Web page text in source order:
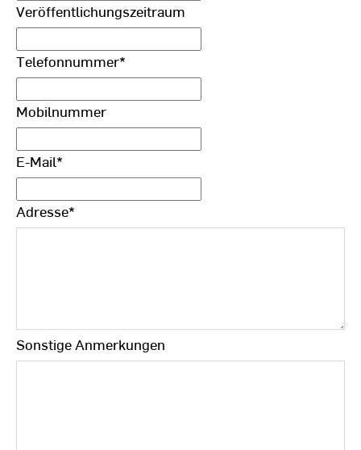
Veröffentlichungszeitraum
Telefonnummer*
Mobilnummer
E-Mail*
Adresse*
Sonstige Anmerkungen